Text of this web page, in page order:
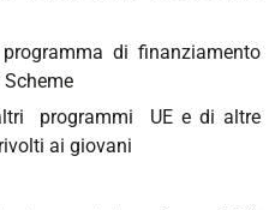
di finanziamento
Scheme
programmi UE e di altre
ai giovani